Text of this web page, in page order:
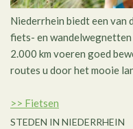
Niederrhein biedt een van
fiets- en wandelwegnetten
2.000 km voeren goed
routes u door het mooie
>> Fietsen
STEDEN IN NIEDERRHEIN